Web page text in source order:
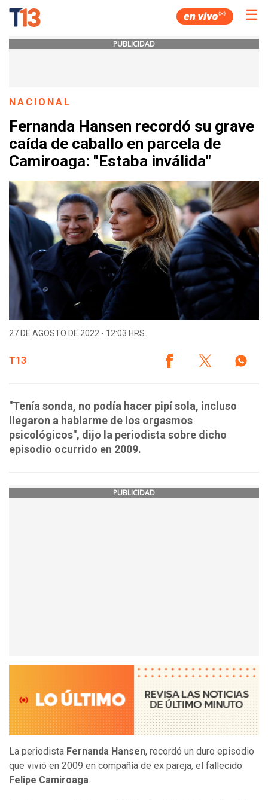
☰
PUBLICIDAD
NACIONAL
Fernanda Hansen recordó su grave
caída de caballo en parcela de
Camiroaga: "Estaba inválida"
27 DE AGOSTO DE 2022 - 12:03 HRS.
T13
"Tenía sonda, no podía hacer pipí sola, incluso
llegaron a hablarme de los orgasmos
psicológicos", dijo la periodista sobre dicho
episodio ocurrido en 2009.
PUBLICIDAD
La periodista Fernanda Hansen, recordó un duro episodio
que vivió en 2009 en compañía de ex pareja, el fallecido
Felipe Camiroaga.